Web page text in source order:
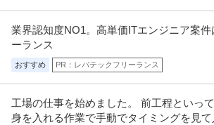
店舗管理・店舗運営 ／ 「正社員」スーパー
／「毎年昇給あり」基本／なんでも自由にや
株式会社ビック・ライズ
未経験OK 昇給あり 週休2日制
【職種】サービス＞店舗管理・店舗運営 【業種】流
性などに応じ、当該求人をビ…続きを見る
業界認知度NO1。高単価ITエンジニア案件
ーランス
おすすめ PR：レバテックフリーランス
工場の仕事を始めました。 前工程といっ
身を入れる作業で手動でタイミングを見